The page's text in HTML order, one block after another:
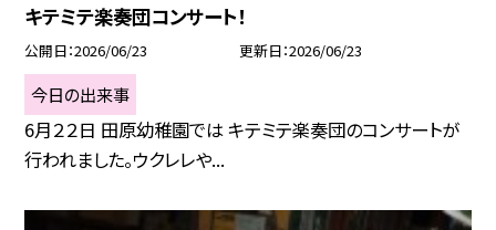
キテミテ楽奏団コンサート！
公開日 2026/06/23 更新日 2026/06/23
今日の出来事
6月２２日 田原幼稚園では キテミテ楽奏団のコンサートが
行われました。ウクレレや...